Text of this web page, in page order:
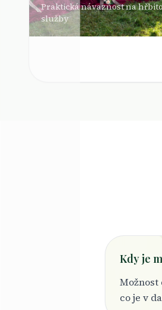
Praktická návaznost na
služby
Kdy je
co je v